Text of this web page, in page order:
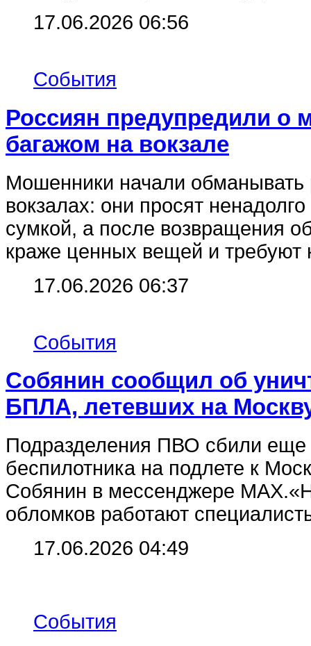
17.06.2026 06:56
События
Россиян предупредили о
багажом на вокзале
Мошенники начали обманывать
вокзалах: они просят
сумкой, а после возвращения
краже ценных вещей и требуют
17.06.2026 06:37
События
Собянин сообщил об
БПЛА, летевших на
Подразделения ПВО сбили еще
беспилотника на подлете к
Собянин в мессенджере
обломков работают
17.06.2026 04:49
События